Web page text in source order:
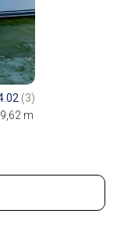
9,62 m
(3)